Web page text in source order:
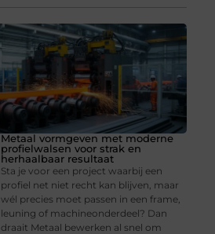
Metaal vormgeven met moderne
profielwalsen voor strak en
herhaalbaar resultaat
Sta je voor een project waarbij een
profiel net niet recht kan blijven, maar
wél precies moet passen in een frame,
leuning of machineonderdeel? Dan
draait Metaal bewerken al snel om